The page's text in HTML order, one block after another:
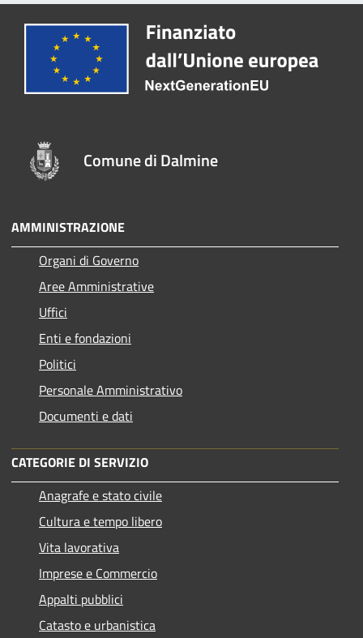
Comune di Dalmine
AMMINISTRAZIONE
Organi di Governo
Aree Amministrative
Uffici
Enti e fondazioni
Politici
Personale Amministrativo
Documenti e dati
CATEGORIE DI SERVIZIO
Anagrafe e stato civile
Cultura e tempo libero
Vita lavorativa
Imprese e Commercio
Appalti pubblici
Catasto e urbanistica